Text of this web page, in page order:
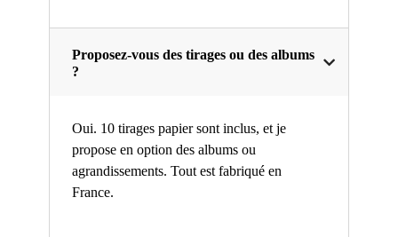
Proposez-vous des tirages ou des albums
?
Oui. 10 tirages papier sont inclus, et je
propose en option des albums ou
agrandissements. Tout est fabriqué en
France.